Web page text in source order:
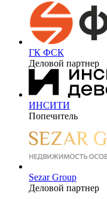
ГК ФСК
Деловой партнер
ИНСИТИ
Попечитель
Sezar Group
Деловой партнер